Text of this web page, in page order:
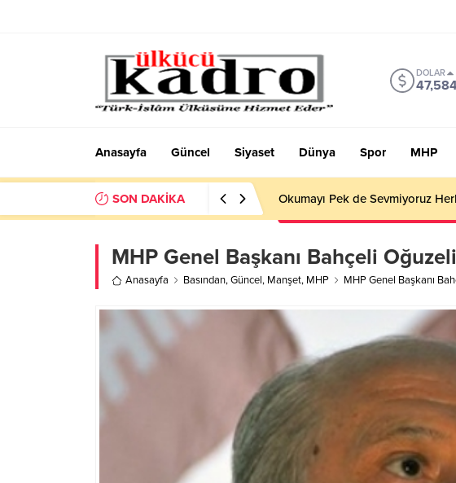
DOLAR
Anasayfa Güncel Siyaset Dünya Spor MHP
SON DAKİKA Okumayı Pek de Sevmiyoruz
MHP Genel Başkanı Bahçeli
Anasayfa Basından,Güncel, Manşet, MHP MHP Genel Başkanı